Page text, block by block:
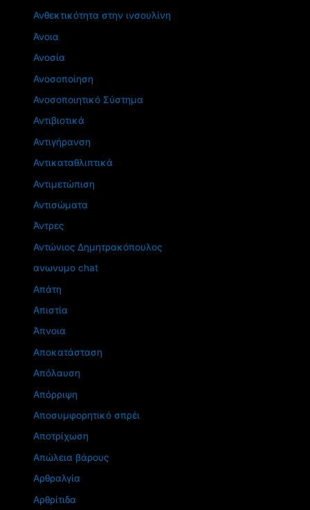
Ανθεκτικότητα στην ινσουλίνη
Άνοια
Ανοσία
Ανοσοποίηση
Ανοσοποιητικό Σύστημα
Αντιβιοτικά
Αντιγήρανση
Αντικαταθλιπτικά
Αντιμετώπιση
Αντισώματα
Άντρες
Αντώνιος Δημητρακόπουλος
ανωνυμο chat
Απάτη
Απιστία
Άπνοια
Αποκατάσταση
Απόλαυση
Απόρριψη
Αποσυμφορητικό σπρέι
Αποτρίχωση
Απώλεια βάρους
Αρθραλγία
Αρθρίτιδα